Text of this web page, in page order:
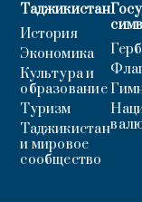
Таджикистан
История
Экономика
Культура и
образование
Туризм
Таджикистан
и мировое
сообщество
Герб